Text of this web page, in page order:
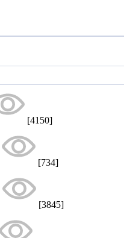
[4150]
[734]
[3845]